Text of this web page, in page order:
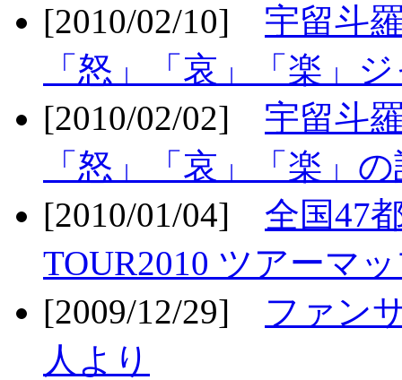
[2010/02/10] 宇留斗
「怒」「哀」「楽」
[2010/02/02] 宇留斗
「怒」「哀」「楽」
[2010/01/04] 全国47
TOUR2010 ツアーマ
[2009/12/29] ファン
人より